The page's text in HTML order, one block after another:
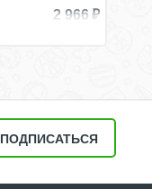
2 966 ₽
ПОДПИСАТЬСЯ